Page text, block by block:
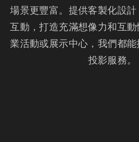
場景更豐富。提供客製化設
互動，打造充滿想像力和互
業活動或展示中心，我們都
投影服務。